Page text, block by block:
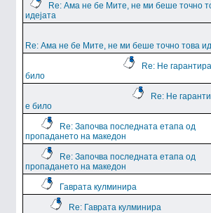
Re: Ама не бе Мите, не ми беше точно
идејата
Re: Ама не бе Мите, не ми беше точно това
Re: Не
било
Re: Не
е било
Re: Започва последната етапа од
пропадането на македон
Re: Започва последната етапа од
пропадането на македон
Гаврата кулминира
Re: Гаврата кулминира